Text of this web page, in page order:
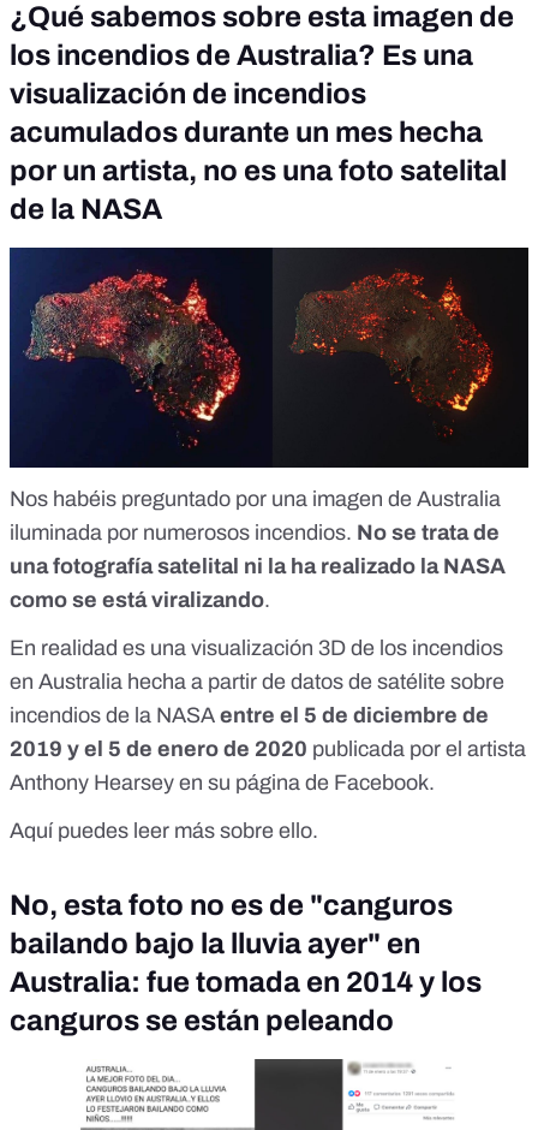
¿Qué sabemos sobre esta imagen de
los incendios de Australia? Es una
visualización de incendios
acumulados durante un mes hecha
por un artista, no es una foto satelital
de la NASA
Nos habéis preguntado por una imagen de Australia
iluminada por numerosos incendios. No se trata de
una fotografía satelital ni la ha realizado la NASA
como se está viralizando.
En realidad es una visualización 3D de los incendios
en Australia hecha a partir de datos de satélite sobre
incendios de la NASA entre el 5 de diciembre de
2019 y el 5 de enero de 2020 publicada por el artista
Anthony Hearsey en su página de Facebook.
Aquí puedes leer más sobre ello.
No, esta foto no es de "canguros
bailando bajo la lluvia ayer" en
Australia: fue tomada en 2014 y los
canguros se están peleando